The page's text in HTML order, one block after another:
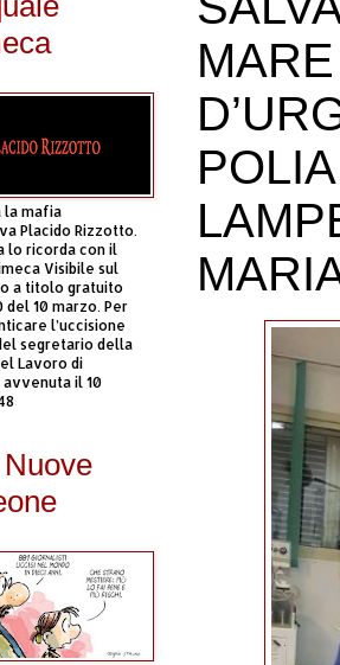
la mafia
Placido Rizzotto.
lo ricorda con il
Visibile sul
a titolo gratuito
del 10 marzo. Per
l’uccisione
segretario della
Lavoro di
il 10